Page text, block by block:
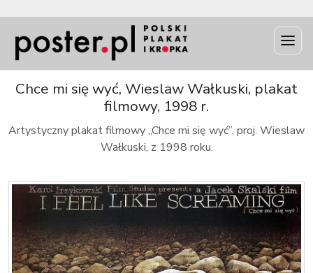
Chce mi się wyć, Wieslaw Wałkuski, plakat
filmowy, 1998 r.
Artystyczny plakat filmowy „Chce mi się wyć”, proj. Wieslaw
Wałkuski, z 1998 roku.